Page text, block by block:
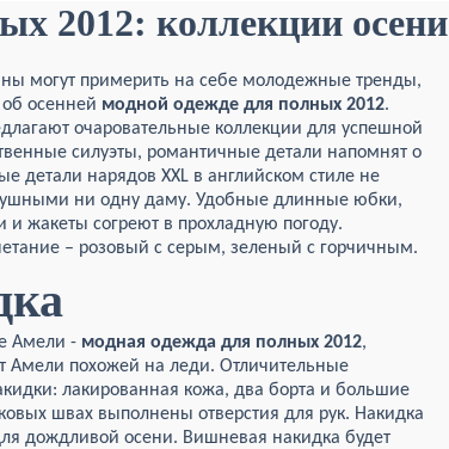
2012: коллекции осени
могут примерить на себе молодежные тренды,
осенней модной одежде для полных 2012.
очаровательные коллекции для успешной
силуэты, романтичные детали напомнят о
детали нарядов XXL в английском стиле не
ни одну даму. Удобные длинные юбки,
и жакеты согреют в прохладную погоду.
– розовый с серым, зеленый с горчичным.
Амели - модная одежда для полных 2012,
Амели похожей на леди. Отличительные
лакированная кожа, два борта и большие
швах выполнены отверстия для рук. Накидка
дождливой осени. Вишневая накидка будет